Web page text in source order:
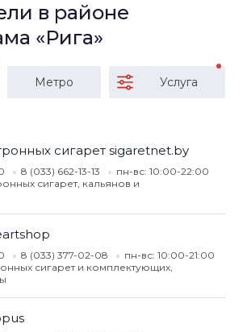
в районе
«Рига»
Метро Услуга
сигарет sigaretnet.by
8 (033) 662-13-13
пн-вс: 10:00-22:00
сигарет, кальянов и
8 (033) 377-02-08
пн-вс: 10:00-21:00
сигарет и комплектующих,